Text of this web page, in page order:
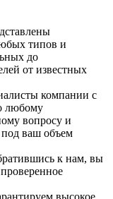
типов и
до
от известных
компании с
любому
вопросу и
под ваш объем
к нам, вы
высокое